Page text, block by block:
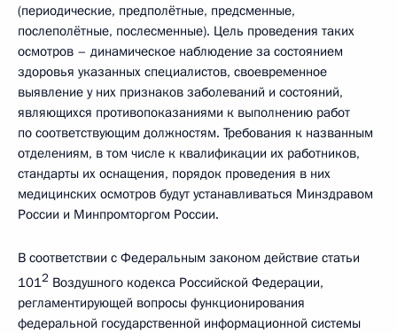
(периодические, предполётные, предсменные,
послеполётные, послесменные). Цель проведения таких
осмотров – динамическое наблюдение за состоянием
здоровья указанных специалистов, своевременное
выявление у них признаков заболеваний и состояний,
являющихся противопоказаниями к выполнению работ
по соответствующим должностям. Требования к названным
отделениям, в том числе к квалификации их работников,
стандарты их оснащения, порядок проведения в них
медицинских осмотров будут устанавливаться Минздравом
России и Минпромторгом России.
В соответствии с Федеральным законом действие статьи
1012 Воздушного кодекса Российской Федерации,
регламентирующей вопросы функционирования
федеральной государственной информационной системы